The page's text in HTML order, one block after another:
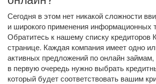
Сегодня в этом нет никакой сложности
и широкого применения информационных
Обратитесь к нашему списку кредиторов
странице. Каждая компания имеет одно
активных предложений по онлайн займам,
в первую очередь нужно выбрать
который будет соответствовать вашим